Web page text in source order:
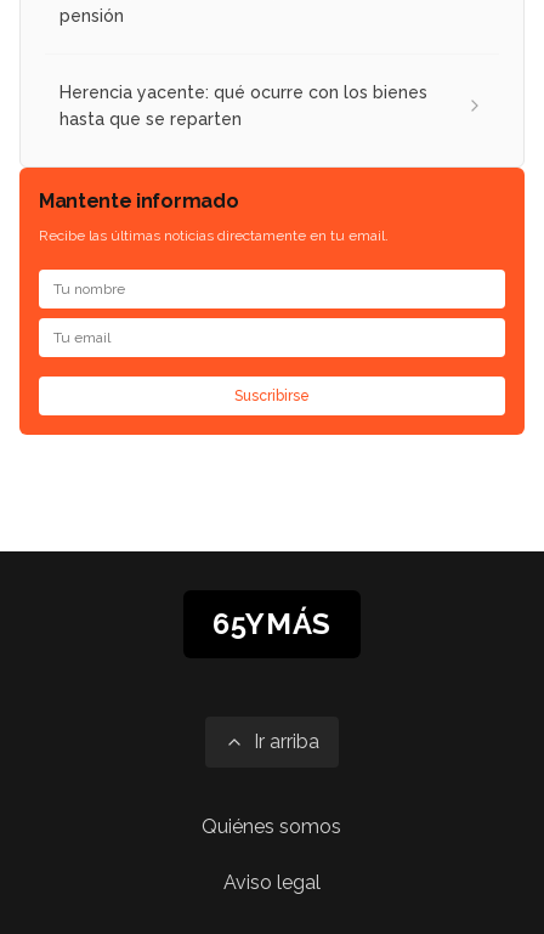
pensión
Herencia yacente: qué ocurre con los bienes
hasta que se reparten
Mantente informado
Recibe las últimas noticias directamente en tu email.
Suscribirse
65YMÁS
Ir arriba
Quiénes somos
Aviso legal